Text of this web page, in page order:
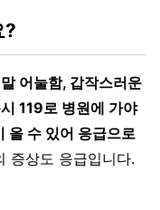
?
어눌함, 갑작스러운
119로 병원에 가야
올 수 있어 응급으로
증상도 응급입니다.